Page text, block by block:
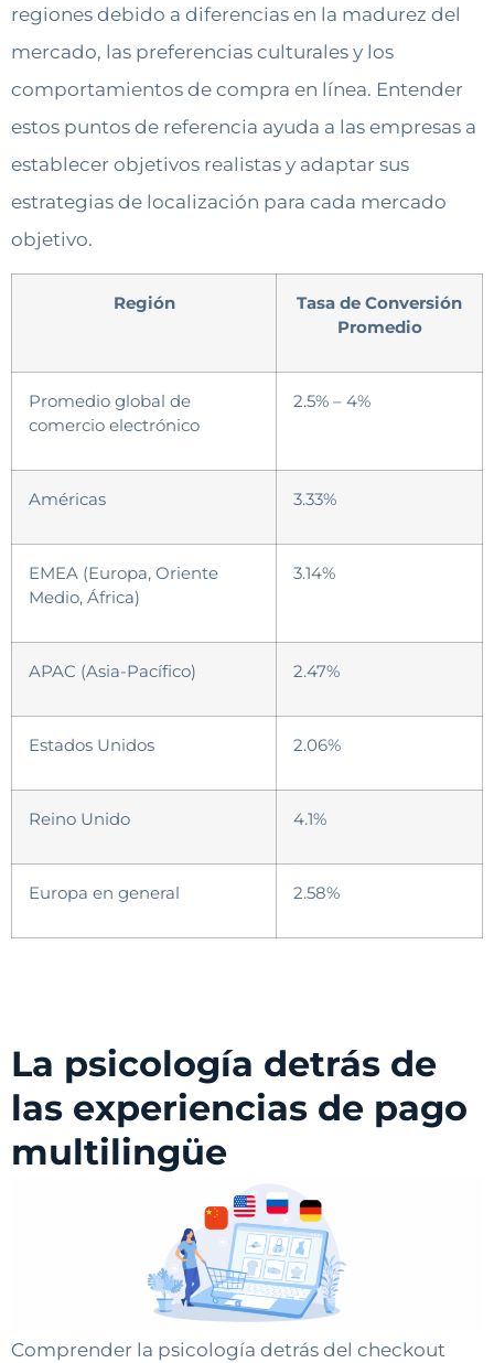
regiones debido a diferencias en la madurez del
mercado, las preferencias culturales y los
comportamientos de compra en línea. Entender
estos puntos de referencia ayuda a las empresas a
establecer objetivos realistas y adaptar sus
estrategias de localización para cada mercado
objetivo.
Región
Tasa de Conversión
Promedio
Promedio global de
comercio electrónico
2.5% – 4%
Américas 3.33%
EMEA (Europa, Oriente
Medio, África)
3.14%
APAC (Asia-Pacífico) 2.47%
Estados Unidos 2.06%
Reino Unido 4.1%
Europa en general 2.58%
La psicología detrás de
las experiencias de pago
multilingüe
Comprender la psicología detrás del checkout